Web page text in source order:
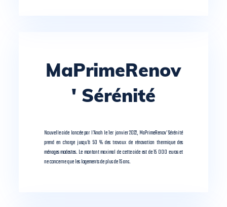
MaPrimeRenov
' Sérénité
Nouvelle aide lancée par l’Anah le 1er janvier 2022, MaPrimeRenov’ Sérénité
prend en charge jusqu’à 50 % des travaux de rénovation thermique des
ménages modestes. Le montant maximal de cette aide est de 15 000 euros et
ne concerne que les logements de plus de 15 ans.